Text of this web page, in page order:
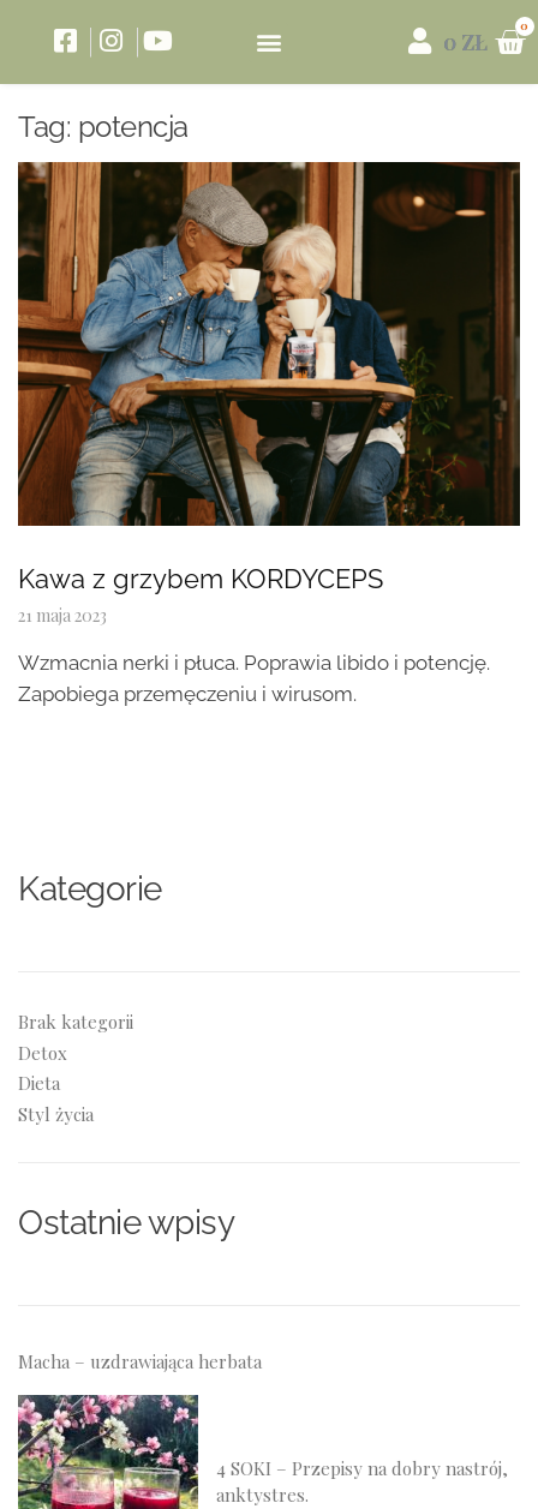
0 ZŁ
Tag: potencja
Kawa z grzybem KORDYCEPS
21 maja 2023
Wzmacnia nerki i płuca. Poprawia libido i potencję.
Zapobiega przemęczeniu i wirusom.
Kategorie
Brak kategorii
Detox
Dieta
Styl życia
Ostatnie wpisy
Macha – uzdrawiająca herbata
4 SOKI – Przepisy na dobry nastrój,
anktystres.